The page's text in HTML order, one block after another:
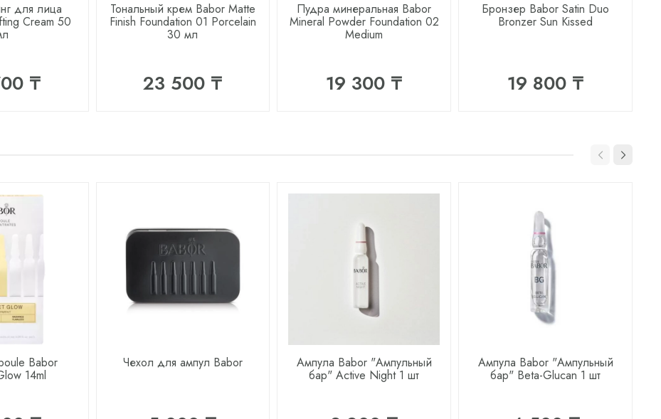
для лица
Cream 50
₸
Тональный крем Babor Matte
Finish Foundation 01 Porcelain
30 мл
23 500 ₸
Пудра минеральная Babor
Mineral Powder Foundation 02
Medium
19 300 ₸
Бронзер Babor Satin Duo
Bronzer Sun Kissed
19 800 ₸
Babor
14ml
Чехол для ампул Babor Ампула Babor "Ампульный
бар" Active Night 1 шт
Ампула Babor "Ампульный
бар" Beta-Glucan 1 шт